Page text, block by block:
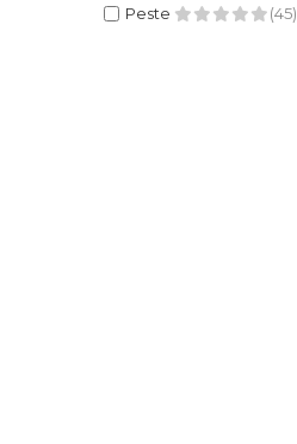
Surubelnite
Peste
(45)